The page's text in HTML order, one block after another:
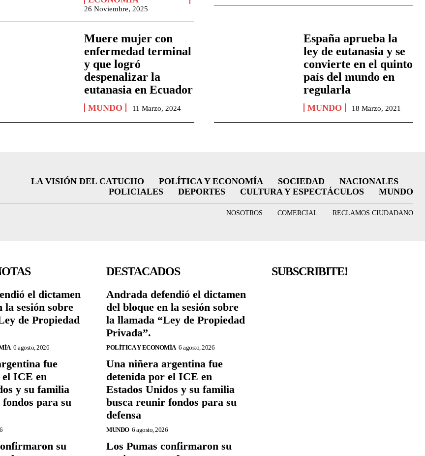
26 Noviembre, 2025
Muere mujer con
enfermedad terminal
y que logró
despenalizar la
eutanasia en Ecuador
MUNDO 11 Marzo, 2024
España aprueba la
ley de eutanasia y se
convierte en el quinto
país del mundo en
regularla
MUNDO 18 Marzo, 2021
LA VISIÓN DEL CATUCHO POLÍTICA Y ECONOMÍA SOCIEDAD
NACIONALES
POLICIALES
DEPORTES CULTURA Y ESPECTÁCULOS MUNDO
NOSOTROS COMERCIAL RECLAMOS CIUDADANO
el dictamen
la sesión sobre
de Propiedad
6 agosto, 2026
fue
el ICE en
y su familia
para su
su
DESTACADOS
Andrada defendió el dictamen
del bloque en la sesión sobre
la llamada “Ley de Propiedad
Privada”.
POLÍTICA Y ECONOMÍA 6 agosto, 2026
Una niñera argentina fue
detenida por el ICE en
Estados Unidos y su familia
busca reunir fondos para su
defensa
MUNDO 6 agosto, 2026
Los Pumas confirmaron su
SUBSCRIBITE!